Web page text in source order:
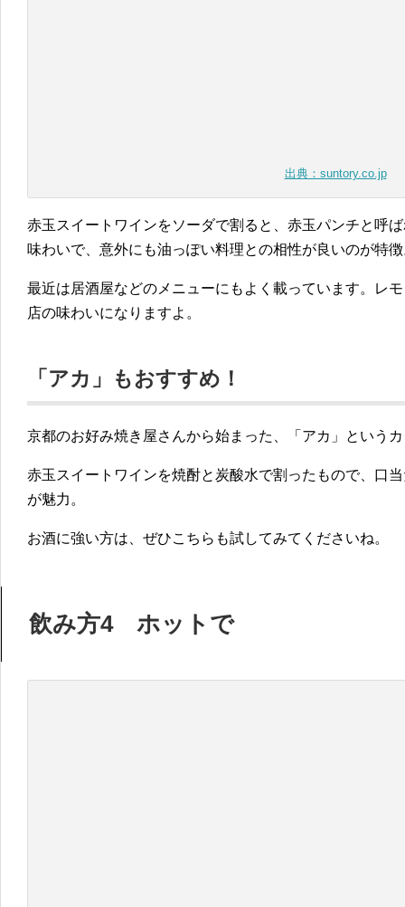
出典：suntory.co.jp
赤玉スイートワインをソーダで割ると、赤玉パンチと呼
味わいで、意外にも油っぽい料理との相性が良いのが特
最近は居酒屋などのメニューにもよく載っています。レ
店の味わいになりますよ。
「アカ」もおすすめ！
京都のお好み焼き屋さんから始まった、「アカ」という
赤玉スイートワインを焼酎と炭酸水で割ったもので、口
が魅力。
お酒に強い方は、ぜひこちらも試してみてくださいね。
飲み方4 ホットで